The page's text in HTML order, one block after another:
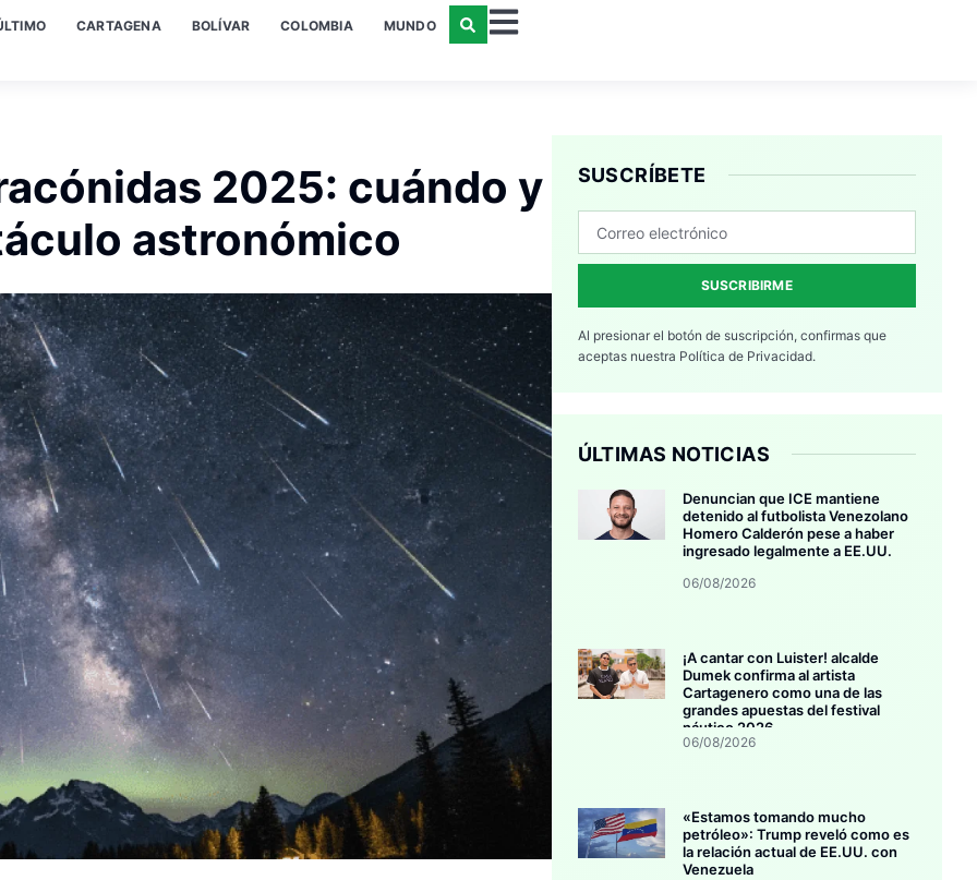
CARTAGENA BOLÍVAR COLOMBIA MUNDO
2025: cuándo y
astronómico
SUSCRÍBETE
SUSCRIBIRME
Al presionar el botón de suscripción, confirmas que
aceptas nuestra Política de Privacidad.
ÚLTIMAS NOTICIAS
Denuncian que ICE mantiene
detenido al futbolista Venezolano
Homero Calderón pese a haber
ingresado legalmente a EE.UU.
06/08/2026
¡A cantar con Luister! alcalde
Dumek confirma al artista
Cartagenero como una de las
grandes apuestas del festival
náutico 2026
06/08/2026
«Estamos tomando mucho
petróleo»: Trump reveló como es
la relación actual de EE.UU. con
Venezuela